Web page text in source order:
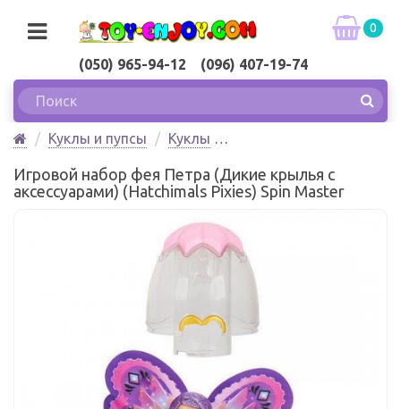
(050) 965-94-12 (096) 407-19-74
0
Куклы и пупсы
Куклы
аксессуарами) (Hatchimals Pixies) Spin Master
Игровой набор фея Петра (Дикие крылья с
аксессуарами) (Hatchimals Pixies) Spin Master